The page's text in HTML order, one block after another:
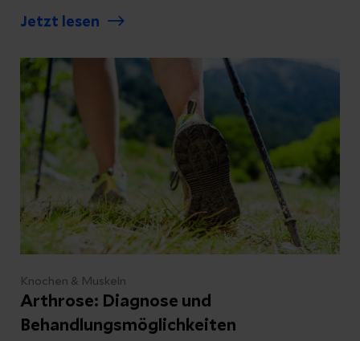
Beschwerden ein Ganglion macht und wie es
Jetzt lesen
Knochen & Muskeln
Arthrose: Diagnose und
Behandlungsmöglichkeiten